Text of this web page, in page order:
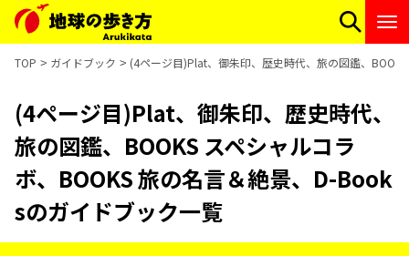
TOP ガイドブック (4ページ目)Plat、御朱印、歴史時代、旅の図鑑、
(4ページ目)Plat、御朱印、歴史時代、
旅の図鑑、BOOKS スペシャルコラ
ボ、BOOKS 旅の名言＆絶景、D-Book
sのガイドブック一覧